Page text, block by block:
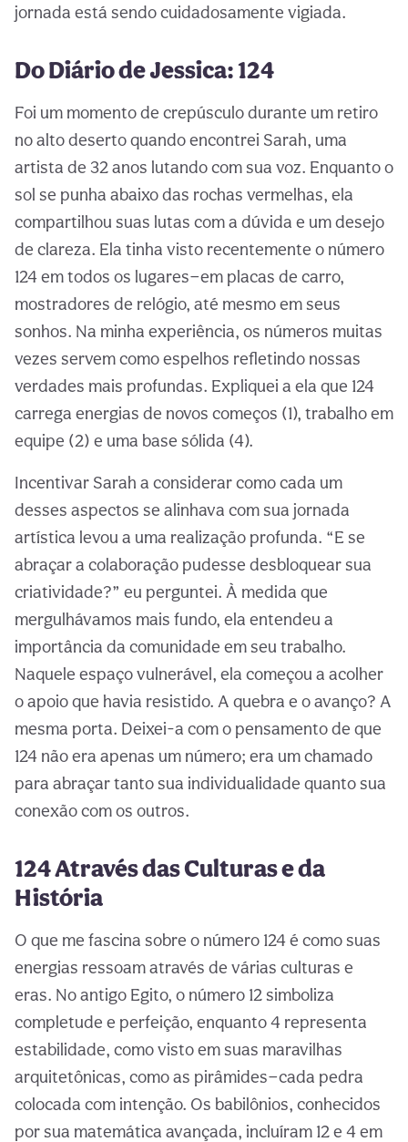
jornada está sendo cuidadosamente vigiada.
Do Diário de Jessica: 124
Foi um momento de crepúsculo durante um retiro
no alto deserto quando encontrei Sarah, uma
artista de 32 anos lutando com sua voz. Enquanto o
sol se punha abaixo das rochas vermelhas, ela
compartilhou suas lutas com a dúvida e um desejo
de clareza. Ela tinha visto recentemente o número
124 em todos os lugares—em placas de carro,
mostradores de relógio, até mesmo em seus
sonhos. Na minha experiência, os números muitas
vezes servem como espelhos refletindo nossas
verdades mais profundas. Expliquei a ela que 124
carrega energias de novos começos (1), trabalho em
equipe (2) e uma base sólida (4).
Incentivar Sarah a considerar como cada um
desses aspectos se alinhava com sua jornada
artística levou a uma realização profunda. “E se
abraçar a colaboração pudesse desbloquear sua
criatividade?” eu perguntei. À medida que
mergulhávamos mais fundo, ela entendeu a
importância da comunidade em seu trabalho.
Naquele espaço vulnerável, ela começou a acolher
o apoio que havia resistido. A quebra e o avanço? A
mesma porta. Deixei-a com o pensamento de que
124 não era apenas um número; era um chamado
para abraçar tanto sua individualidade quanto sua
conexão com os outros.
124 Através das Culturas e da
História
O que me fascina sobre o número 124 é como suas
energias ressoam através de várias culturas e
eras. No antigo Egito, o número 12 simboliza
completude e perfeição, enquanto 4 representa
estabilidade, como visto em suas maravilhas
arquitetônicas, como as pirâmides—cada pedra
colocada com intenção. Os babilônios, conhecidos
por sua matemática avançada, incluíram 12 e 4 em